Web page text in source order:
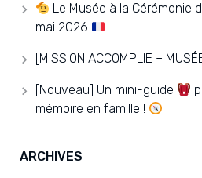
Le Musée à la Cérémonie
mai 2026
[MISSION ACCOMPLIE –
[Nouveau] Un mini-guide
mémoire en famille !
ARCHIVES